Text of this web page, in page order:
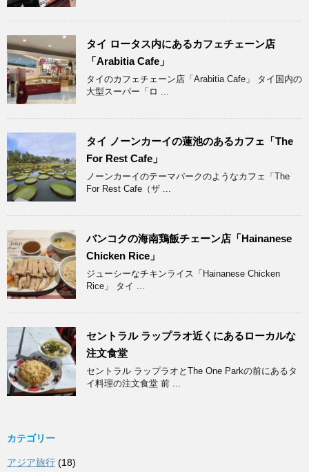
タイ ロータス内にあるカフェチェーン店
「Arabitia Cafe」
タイのカフェチェーン店「Arabitia Cafe」 タイ国内の
大型スーパー「ロ ...
タイ ノーンカーイの蓮池のあるカフェ「The
For Rest Cafe」
ノーンカーイのテーマパークのようなカフェ「The
For Rest Cafe（ザ ...
バンコクの海南鶏飯チェーン店「Hainanese
Chicken Rice」
ジューシーなチキンライス「Hainanese Chicken
Rice」 タイ ...
セントラル ラップラオ近くにあるローカルな
注文食堂
セントラル ラップラオとThe One Parkの前にあるタ
イ料理の注文食堂 前 ...
カテゴリー
アジア旅行 (18)